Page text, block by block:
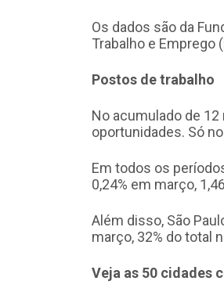
Os dados são da
Trabalho e Emprego
Postos de trabalho
No acumulado de
oportunidades. Só
Em todos os
0,24% em março,
Além disso, São
março, 32% do total
Veja as 50 cidades